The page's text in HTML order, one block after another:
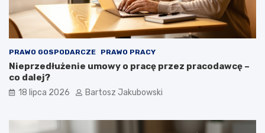
PRAWO GOSPODARCZE PRAWO PRACY
Nieprzedłużenie umowy o pracę przez pracodawcę –
co dalej?
18 lipca 2026 Bartosz Jakubowski